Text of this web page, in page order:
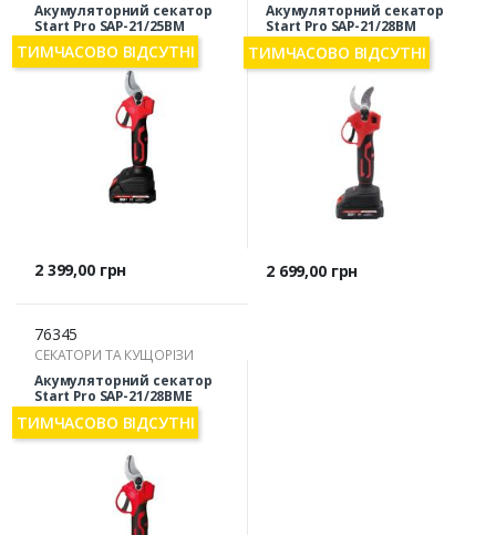
Акумуляторний секатор
Start Pro SAP-21/25BM
Ціна
2 399,00 грн
ТИМЧАСОВО ВІДСУТНІ
Акумуляторний секатор
Start Pro SAP-21/28BM
BRUSHLESS
Ціна
2 699,00 грн
ТИМЧАСОВО ВІДСУТНІ
76345
СЕКАТОРИ ТА КУЩОРІЗИ
Акумуляторний секатор
Start Pro SAP-21/28BME
BRUSHLESS
ТИМЧАСОВО ВІДСУТНІ